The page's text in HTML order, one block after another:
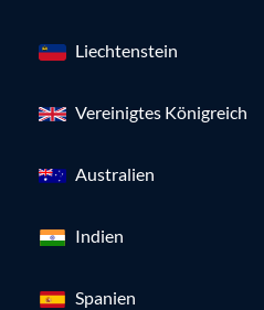
Liechtenstein
Vereinigtes Königreich
Australien
Indien
Spanien